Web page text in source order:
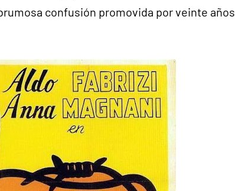
confusión promovida por veinte años